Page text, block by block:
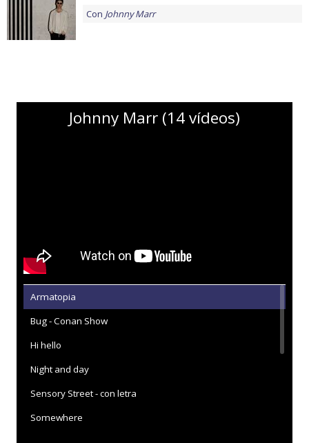
Con Johnny Marr
Johnny Marr (14 vídeos)
Armatopia
Bug - Conan Show
Hi hello
Night and day
Sensory Street - con letra
Somewhere